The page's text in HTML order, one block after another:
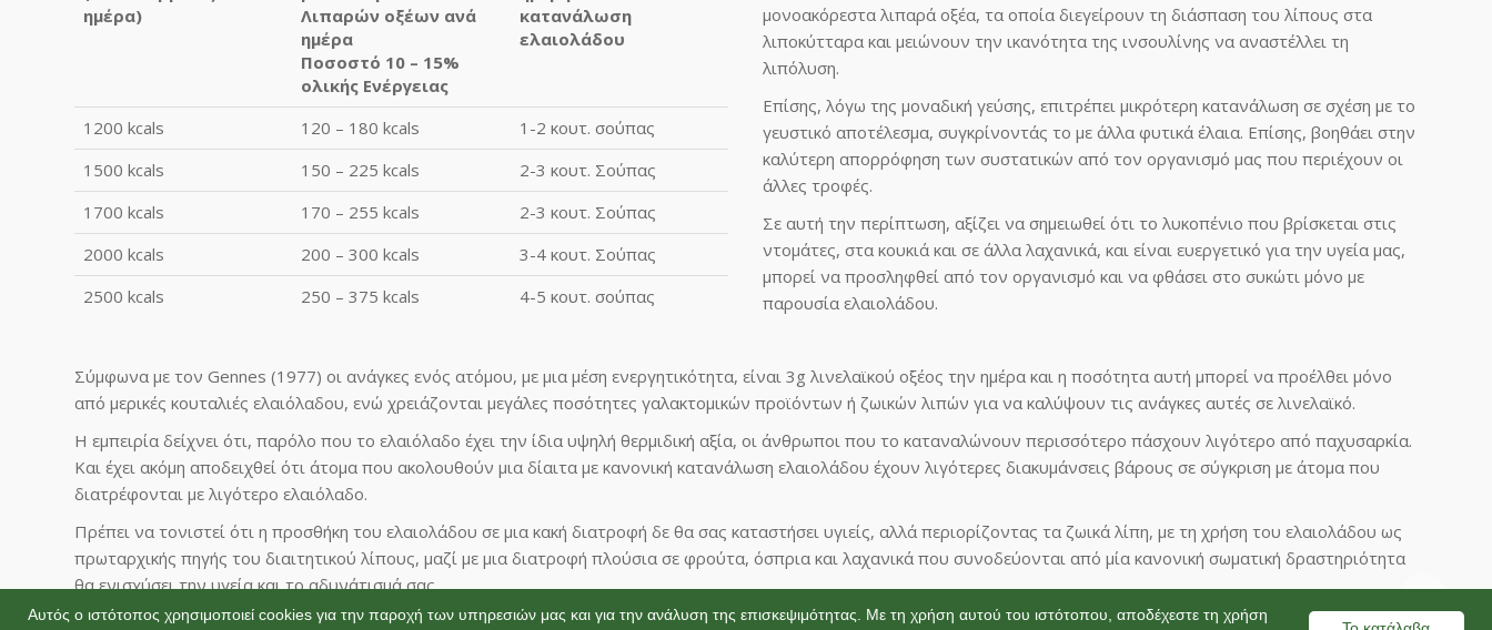
Αυτός ο ιστότοπος χρησιμοποιεί cookies για την παροχή των υπηρεσιών μας και για την ανάλυση της επισκεψιμότητας. Με τη χρήση αυτού του ιστότοπου, αποδέχεστε τη χρήση
ημέρα)
Λιπαρών οξέων ανά
ημέρα
Ποσοστό 10 – 15%
ολικής Ενέργειας
κατανάλωση
ελαιολάδου
1200 kcals 120 – 180 kcals
1-2 κουτ. σούπας
1500 kcals
150 – 225 kcals
2-3 κουτ. Σούπας
1700 kcals
170 – 255 kcals
2-3 κουτ. Σούπας
2000 kcals
200 – 300 kcals
3-4 κουτ. Σούπας
2500 kcals
250 – 375 kcals 4-5 κουτ. σούπας
μονοακόρεστα λιπαρά οξέα, τα οποία διεγείρουν τη διάσπαση του λίπους στα
λιποκύτταρα και μειώνουν την ικανότητα της ινσουλίνης να αναστέλλει τη
λιπόλυση.
Επίσης, λόγω της μοναδική γεύσης, επιτρέπει μικρότερη κατανάλωση σε σχέση με το
γευστικό αποτέλεσμα, συγκρίνοντάς το με άλλα φυτικά έλαια. Επίσης, βοηθάει στην
καλύτερη απορρόφηση των συστατικών από τον οργανισμό μας που περιέχουν οι
άλλες τροφές.
Σε αυτή την περίπτωση, αξίζει να σημειωθεί ότι το λυκοπένιο που βρίσκεται στις
ντομάτες, στα κουκιά και σε άλλα λαχανικά, και είναι ευεργετικό για την υγεία μας,
μπορεί να προσληφθεί από τον οργανισμό και να φθάσει στο συκώτι μόνο με
παρουσία ελαιολάδου.
Σύμφωνα με τον Gennes (1977) οι ανάγκες ενός ατόμου, με μια μέση ενεργητικότητα, είναι 3g λινελαϊκού οξέος την ημέρα και η ποσότητα αυτή μπορεί να προέλθει μόνο
από μερικές κουταλιές ελαιόλαδου, ενώ χρειάζονται μεγάλες ποσότητες γαλακτομικών προϊόντων ή ζωικών λιπών για να καλύψουν τις ανάγκες αυτές σε λινελαϊκό.
Η εμπειρία δείχνει ότι, παρόλο που το ελαιόλαδο έχει την ίδια υψηλή θερμιδική αξία, οι άνθρωποι που το καταναλώνουν περισσότερο πάσχουν λιγότερο από παχυσαρκία.
Και έχει ακόμη αποδειχθεί ότι άτομα που ακολουθούν μια δίαιτα με κανονική κατανάλωση ελαιολάδου έχουν λιγότερες διακυμάνσεις βάρους σε σύγκριση με άτομα που
διατρέφονται με λιγότερο ελαιόλαδο.
Πρέπει να τονιστεί ότι η προσθήκη του ελαιολάδου σε μια κακή διατροφή δε θα σας καταστήσει υγιείς, αλλά περιορίζοντας τα ζωικά λίπη, με τη χρήση του ελαιολάδου ως
πρωταρχικής πηγής του διαιτητικού λίπους, μαζί με μια διατροφή πλούσια σε φρούτα, όσπρια και λαχανικά που συνοδεύονται από μία κανονική σωματική δραστηριότητα
θα ενισχύσει την υγεία και το αδυνάτισμά σας.